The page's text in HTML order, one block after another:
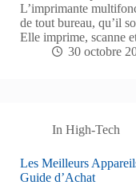
L’imprimante
de tout bureau, qu’il
Elle imprime, scanne
30 octobre
In High-Tech
Les Meilleurs
Guide d’Achat